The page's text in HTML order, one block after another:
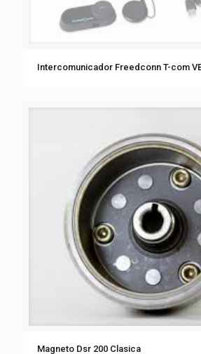
Intercomunicador Freedconn T-com
Magneto Dsr 200 Clasica